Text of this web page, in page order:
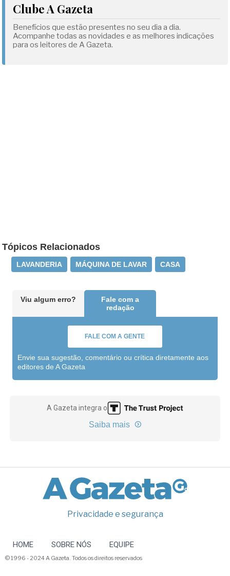
Clube A Gazeta
Benefícios que estão presentes no seu dia a dia.
Acompanhe todas as novidades e as melhores indicações
para os leitores de A Gazeta.
Tópicos Relacionados
LAVANDERIA MÁQUINA DE LAVAR CASA
Viu algum erro?
Fale com a
redação
FALE COM A GENTE
Envie sua sugestão, comentário ou crítica diretamente aos
editores de A Gazeta
A Gazeta integra o
Saiba mais
Privacidade e segurança
HOME SOBRE NÓS EQUIPE
© 1996 - 2024 A Gazeta. Todos os direitos reservados